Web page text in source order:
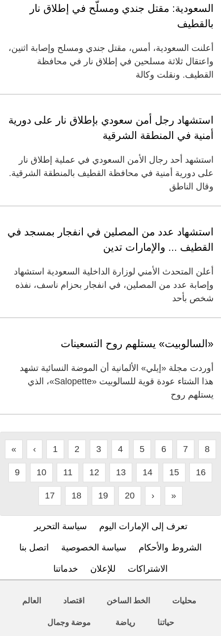
السعودية: مقتل جندي ومسلّح في إطلاق نار
بالقطيف
أعلنت السعودية، أمس، مقتل جندي ومسلح وإصابة اثنين،
واعتقال ثلاثة مسلحين في إطلاق نار في محافظة
القطيف. ونقلت وكالة
استشهاد رجل أمن سعودي بإطلاق نار على دورية
أمنية في المنطقة الشرقية
استشهد أحد رجال الأمن السعودي في عملية إطلاق نار
على دورية أمنية في محافظة القطيف بالمنطقة الشرقية.
وقال الناطق
استشهاد عدد من المصلين في انفجار بمسجد في
القطيف ... والإمارات تدين
أعلن المتحدث الأمني لوزارة الداخلية السعودية استشهاد
وإصابة عدد من المصلين، في انفجار بحزام ناسف، نفذه
شخص بأحد
«السالوبيت» يستلهم روح التسعينات
أوردت مجلة «إيلي» الألمانية أن الموضة النسائية تشهد
هذا الشتاء عودة قوية للسالوبيت «Salopette»، الذي
يستلهم روح
« ‹ 1 2 3 4 5 6 7 8
9 10 11 12 13 14 15 16
17 18 19 20 › »
تعرف إلى الإمارات اليوم سياسة التحرير
الشروط والأحكام سياسة الخصوصية اتصل بنا
الاشتراكات للإعلان خدماتنا
محليات الخط الساخن اقتصاد العالم
حياتنا رياضة موضة وجمال